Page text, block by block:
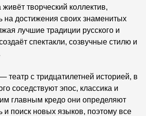
творческий коллектив,
на достижения своих знаменитых
лучшие традиции русского и
спектакли, созвучные стилю и
театр с тридцатилетней историей, в
соседствуют эпос, классика и
главным кредо они определяют
и поиск новых языков, поэтому все